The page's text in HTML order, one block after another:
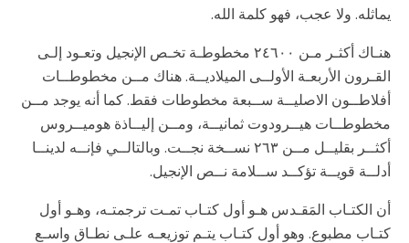
يماثله. ولا عجب، فهو كلمة الله.
هنـاك أكثـر مـن ٢٤٦٠٠ مخطوطـة تخـص الإنجيل وتعـود إلـى
القـرون الأربعـة الأولــى الميلاديــة. هناك مــن مخطوطــات
أفلاطــون الاصليــة ســبعة مخطوطات فقط. كما أنه يوجد مــن
مخطوطــات هيــرودوت ثمانيــة، ومــن إليــاذة هوميــروس
أكثــر بقليــل مــن ٢٦٣ نســخة نجــت. وبالتالــي فإنــه لدينــا
أدلــة قويــة تؤكــد ســلامة نــص الإنجيل.
أن الكتـاب المَقـدس هـو أول كتـاب تمـت ترجمتـه، وهـو أول
كتـاب مطبوع. وهو أول كتـاب يتـم توزيعـه علـى نطـاق واسـع